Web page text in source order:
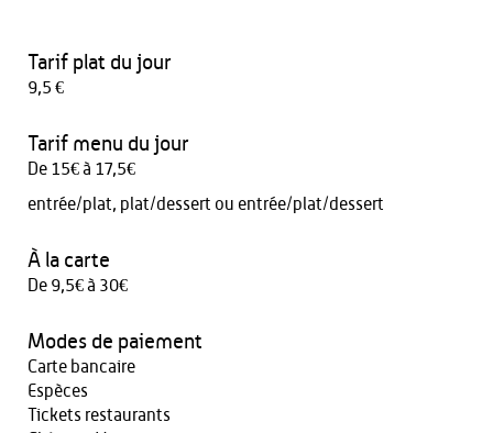
Tarif plat du jour
9,5 €
Tarif menu du jour
De 15€ à 17,5€
entrée/plat, plat/dessert ou entrée/plat/dessert
À la carte
De 9,5€ à 30€
Modes de paiement
Carte bancaire
Espèces
Tickets restaurants